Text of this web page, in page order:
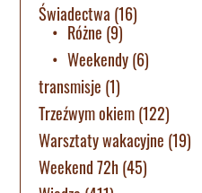
Świadectwa (16)
Różne (9)
Weekendy(6)
transmisje (1)
Trzeźwym okiem(122)
Warsztaty wakacyjne (19)
Weekend 72h(45)